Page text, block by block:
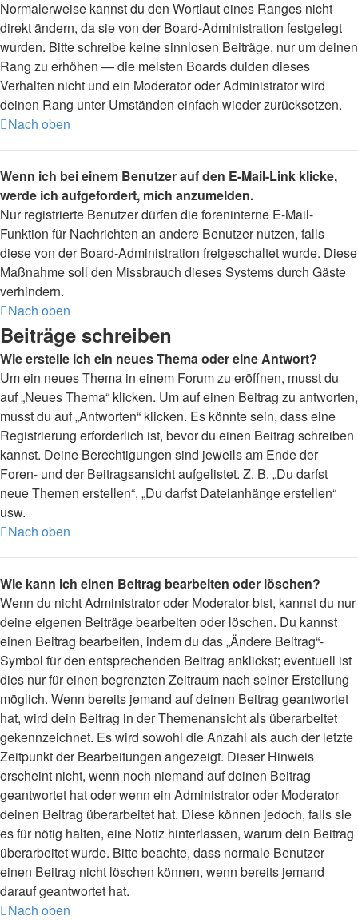
Normalerweise kannst du den Wortlaut eines Ranges nicht
direkt ändern, da sie von der Board-Administration festgelegt
wurden. Bitte schreibe keine sinnlosen Beiträge, nur um deinen
Rang zu erhöhen — die meisten Boards dulden dieses
Verhalten nicht und ein Moderator oder Administrator wird
deinen Rang unter Umständen einfach wieder zurücksetzen.
Nach oben
Wenn ich bei einem Benutzer auf den E-Mail-Link klicke,
werde ich aufgefordert, mich anzumelden.
Nur registrierte Benutzer dürfen die foreninterne E-Mail-
Funktion für Nachrichten an andere Benutzer nutzen, falls
diese von der Board-Administration freigeschaltet wurde. Diese
Maßnahme soll den Missbrauch dieses Systems durch Gäste
verhindern.
Nach oben
Beiträge schreiben
Wie erstelle ich ein neues Thema oder eine Antwort?
Um ein neues Thema in einem Forum zu eröffnen, musst du
auf „Neues Thema“ klicken. Um auf einen Beitrag zu antworten,
musst du auf „Antworten“ klicken. Es könnte sein, dass eine
Registrierung erforderlich ist, bevor du einen Beitrag schreiben
kannst. Deine Berechtigungen sind jeweils am Ende der
Foren- und der Beitragsansicht aufgelistet. Z. B. „Du darfst
neue Themen erstellen“, „Du darfst Dateianhänge erstellen“
usw.
Nach oben
Wie kann ich einen Beitrag bearbeiten oder löschen?
Wenn du nicht Administrator oder Moderator bist, kannst du nur
deine eigenen Beiträge bearbeiten oder löschen. Du kannst
einen Beitrag bearbeiten, indem du das „Ändere Beitrag“-
Symbol für den entsprechenden Beitrag anklickst; eventuell ist
dies nur für einen begrenzten Zeitraum nach seiner Erstellung
möglich. Wenn bereits jemand auf deinen Beitrag geantwortet
hat, wird dein Beitrag in der Themenansicht als überarbeitet
gekennzeichnet. Es wird sowohl die Anzahl als auch der letzte
Zeitpunkt der Bearbeitungen angezeigt. Dieser Hinweis
erscheint nicht, wenn noch niemand auf deinen Beitrag
geantwortet hat oder wenn ein Administrator oder Moderator
deinen Beitrag überarbeitet hat. Diese können jedoch, falls sie
es für nötig halten, eine Notiz hinterlassen, warum dein Beitrag
überarbeitet wurde. Bitte beachte, dass normale Benutzer
einen Beitrag nicht löschen können, wenn bereits jemand
darauf geantwortet hat.
Nach oben